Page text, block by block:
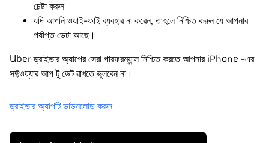
চেষ্টা করুন
যদি আপনি ওয়াই-ফাই ব্যবহার না করেন, তাহলে নিশ্চিত করুন যে আপনার
পর্যাপ্ত ডেটা আছে।
Uber ড্রাইভার অ্যাপের সেরা পারফরম্যান্স নিশ্চিত করতে আপনার iPhone -এর
সফ্টওয়্যার আপ টু ডেট রাখতে ভুলবেন না।
ড্রাইভার অ্যাপটি ডাউনলোড করুন